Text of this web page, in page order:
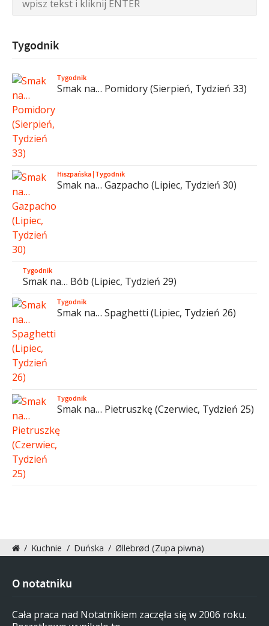
Tygodnik
Tygodnik
Smak na… Pomidory (Sierpień, Tydzień 33)
Hiszpańska|Tygodnik
Smak na… Gazpacho (Lipiec, Tydzień 30)
Tygodnik
Smak na… Bób (Lipiec, Tydzień 29)
Tygodnik
Smak na… Spaghetti (Lipiec, Tydzień 26)
Tygodnik
Smak na… Pietruszkę (Czerwiec, Tydzień 25)
/ Kuchnie / Duńska / Øllebrød (Zupa piwna)
O notatniku
Cała praca nad Notatnikiem zaczęła się w 2006 roku.